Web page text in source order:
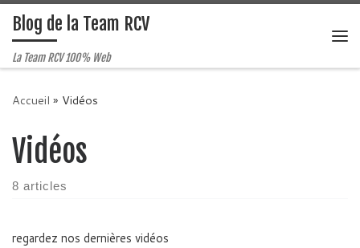
Passer au contenu
Blog de la Team RCV
La Team RCV 100% Web
Accueil » Vidéos
Vidéos
8 articles
regardez nos dernières vidéos